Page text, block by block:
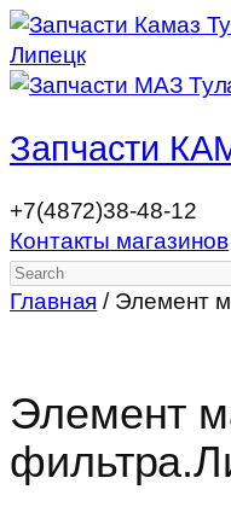
Запчасти
+7(4872)38-48-12
Контакты магазинов
Search
Главная / Элемент
Элемент